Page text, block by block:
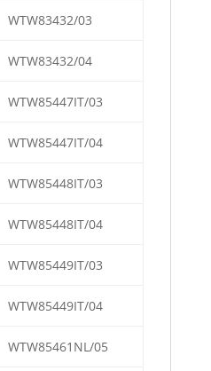
WTW83432/03
WTW83432/04
WTW85447IT/03
WTW85447IT/04
WTW85448IT/03
WTW85448IT/04
WTW85449IT/03
WTW85449IT/04
WTW85461NL/05